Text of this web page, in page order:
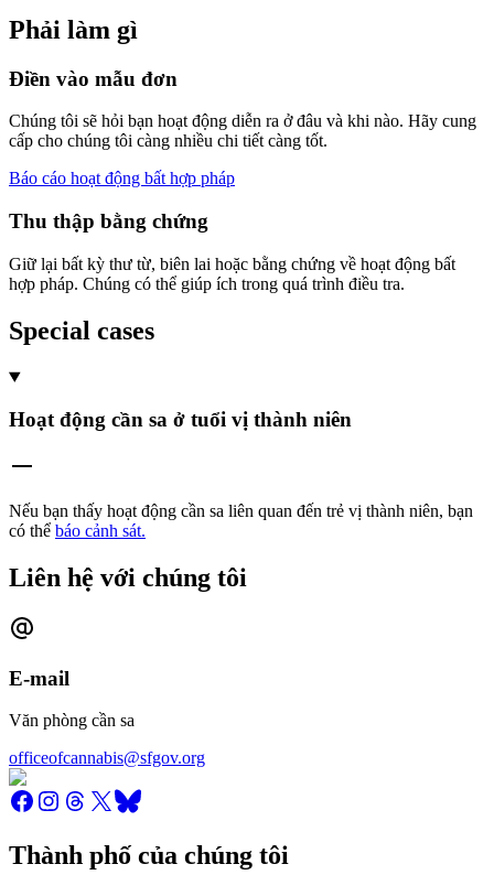
Phải làm gì
Điền vào mẫu đơn
Chúng tôi sẽ hỏi bạn hoạt động diễn ra ở đâu và khi nào. Hãy cung
cấp cho chúng tôi càng nhiều chi tiết càng tốt.
Báo cáo hoạt động bất hợp pháp
Thu thập bằng chứng
Giữ lại bất kỳ thư từ, biên lai hoặc bằng chứng về hoạt động bất
hợp pháp. Chúng có thể giúp ích trong quá trình điều tra.
Special cases
Hoạt động cần sa ở tuổi vị thành niên
Nếu bạn thấy hoạt động cần sa liên quan đến trẻ vị thành niên, bạn
có thể báo cảnh sát.
Liên hệ với chúng tôi
E-mail
Văn phòng cần sa
officeofcannabis@sfgov.org
Thành phố của chúng tôi